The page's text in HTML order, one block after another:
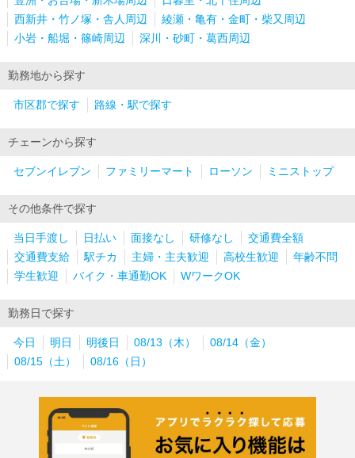
西新井・竹ノ塚・舎人周辺
綾瀬・亀有・金町・柴又周辺
小岩・船堀・篠崎周辺
深川・砂町・葛西周辺
勤務地から探す
市区郡で探す 路線・駅で探す
チェーンから探す
セブンイレブン ファミリーマート ローソン ミニストップ
その他条件で探す
当日手渡し 日払い 面接なし 研修なし
交通費全額
交通費支給
駅チカ 主婦・主夫歓迎 高校生歓迎
年齢不問
学生歓迎
バイク・車通勤OK WワークOK
勤務日で探す
今日 明日 明後日 08/13（木）
08/14（金）
08/15（土）
08/16（日）